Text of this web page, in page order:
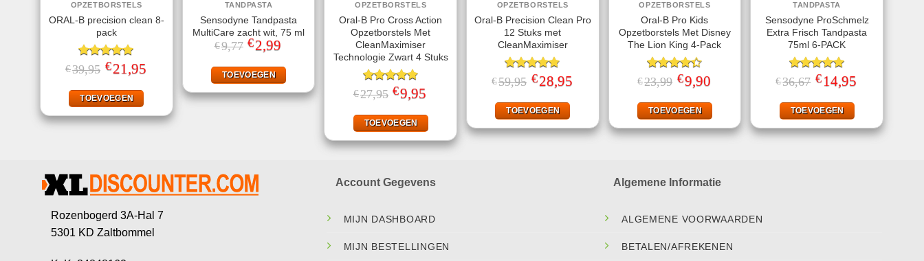
OPZETBORSTELS
ORAL-B precision clean 8-
pack
Gewaardeerd
4.91uit 5
€39,95 Oorspronkelijke
prijs
€39,95.
€21,95prijs
TOEVOEGEN
TANDPASTA
Sensodyne Tandpasta
MultiCare zacht wit, 75 ml
€9,77 Oorspronkelijke
prijs
€9,77.
€2,99
€2,99.
TOEVOEGEN
OPZETBORSTELS
Oral-B Pro Cross Action
Opzetborstels Met
CleanMaximiser
Technologie Zwart 4 Stuks
Gewaardeerd
4.75 uit 5
€27,95 Oorspronkelijke
prijs
€27,95.
€9,95
€9,95.
TOEVOEGEN
OPZETBORSTELS
Oral-B Precision Clean Pro
12 Stuks met
CleanMaximiser
Gewaardeerd
4.75uit 5
€59,95 Oorspronkelijke
prijs
€59,95.
€28,95prijs
TOEVOEGEN
OPZETBORSTELS
Oral-B Pro Kids
Opzetborstels Met Disney
The Lion King 4-Pack
Gewaardeerd
4.33 uit 5
€23,99 Oorspronkelijke
prijs
€23,99.
€9,90Huidige
€9,90.
TOEVOEGEN
TANDPASTA
Sensodyne ProSchmelz
Extra Frisch Tandpasta
75ml 6-PACK
Gewaardeerd
5.00
uit 5
€36,67 Oorspronkelijke
prijs
€36,67.
€ 14,95prijs
TOEVOEGEN
Rozenbogerd 3A-Hal 7
5301 KD Zaltbommel
Account Gegevens
MIJN DASHBOARD
MIJN BESTELLINGEN
Algemene Informatie
ALGEMENE VOORWAARDEN
BETALEN/AFREKENEN